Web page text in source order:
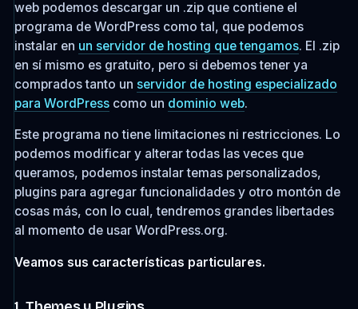
web podemos descargar un .zip que contiene el
programa de WordPress como tal, que podemos
instalar en un servidor de hosting que tengamos. El .zip
en sí mismo es gratuito, pero si debemos tener ya
comprados tanto un servidor de hosting especializado
para WordPresscomo un dominio web.
Este programa no tiene limitaciones ni restricciones. Lo
podemos modificar y alterar todas las veces que
queramos, podemos instalar temas personalizados,
plugins para agregar funcionalidades y otro montón de
cosas más, con lo cual, tendremos grandes libertades
al momento de usar WordPress.org.
Veamos sus características particulares.